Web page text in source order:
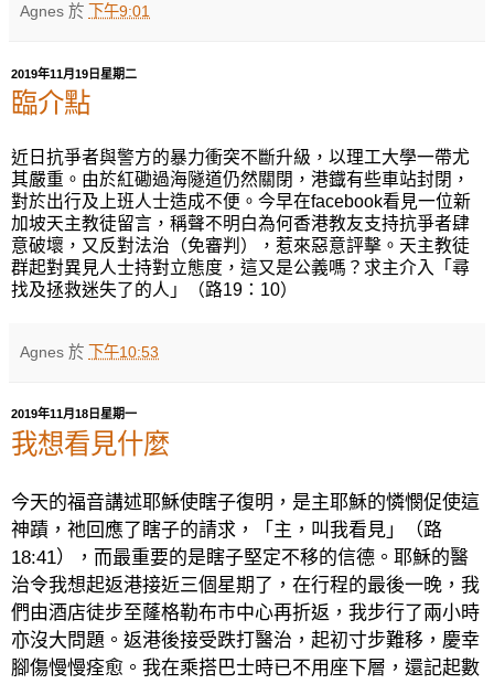
Agnes 於 下午9:01
2019年11月19日星期二
臨介點
近日 抗爭者與警方的暴力衝突不斷升級， 以理工大學一帶尤
其嚴重。由於紅磡過海隧道仍然關閉，港鐡有些車站封閉，
對於出行及上班人士造成不便。今早在facebook看見一位新
加坡天主教徒留言，稱聲不明白為何香港教友支持抗爭者肆
意破壞，又反對法治（免審判），惹來惡意評擊。天主教徒
群起對異見人士持對立態度，這又是公義嗎？求主介入「尋
找及拯救迷失了的人」（路19 ： 10）
Agnes 於 下午10:53
2019年11月18日星期一
我想看見什麼
今天的福音講述耶穌使瞎子復明，是主耶穌的憐憫促使這
神蹟，祂回應了瞎子的請求，「主，叫我看見」（路
18:41），而最重要的是瞎子堅定不移的信德。耶穌的醫
治令我想起返港接近三個星期了，在行程的最後一晚，我
們由酒店徒步至蕯格勒布市中心再折返，我步行了兩小時
亦沒大問題。返港後接受跌打醫治，起初寸步難移，慶幸
腳傷慢慢痊愈。我在乘搭巴士時已不用座下層，還記起數